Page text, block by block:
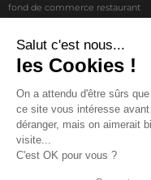
fond de commerce restaurant
vente de fond de commerce
acheter restaurant